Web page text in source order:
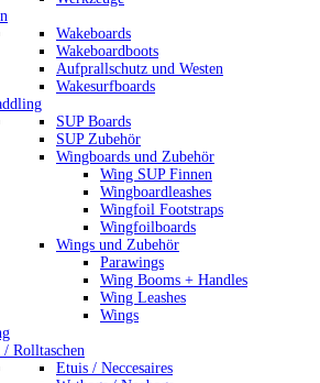
Wakeboards
Wakeboardboots
Aufprallschutz und Westen
Wakesurfboards
SUP Boards
SUP Zubehör
Wingboards und Zubehör
Wing SUP Finnen
Wingboardleashes
Wingfoil Footstraps
Wingfoilboards
Wings und Zubehör
Parawings
Wing Booms + Handles
Wing Leashes
Wings
/ Rolltaschen
Etuis / Neccesaires